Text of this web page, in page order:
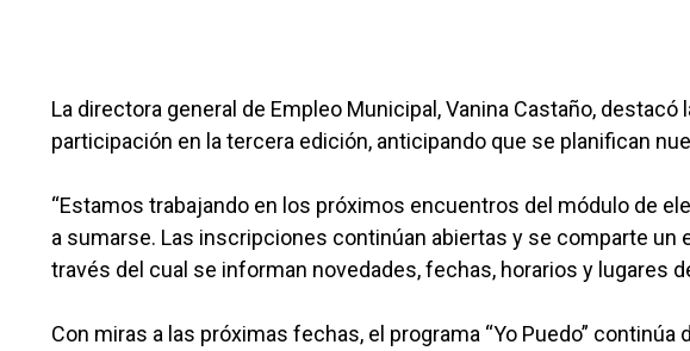
La directora general de Empleo Municipal, Vanina Castaño, destacó
participación en la tercera edición, anticipando que se planifican
“Estamos trabajando en los próximos encuentros del módulo de
a sumarse. Las inscripciones continúan abiertas y se comparte un
través del cual se informan novedades, fechas, horarios y lugares
Con miras a las próximas fechas, el programa “Yo Puedo”